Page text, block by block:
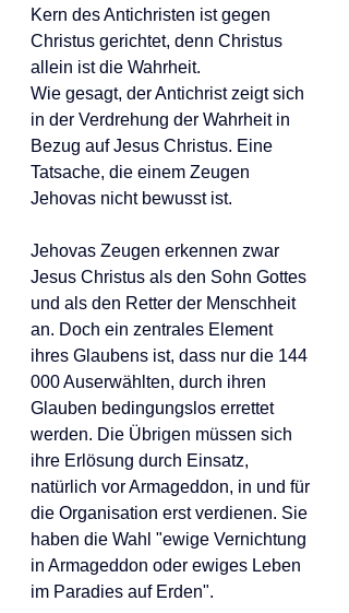
Kern des Antichristen ist gegen
Christus gerichtet, denn Christus
allein ist die Wahrheit.
Wie gesagt, der Antichrist zeigt sich
in der Verdrehung der Wahrheit in
Bezug auf Jesus Christus. Eine
Tatsache, die einem Zeugen
Jehovas nicht bewusst ist.
Jehovas Zeugen erkennen zwar
Jesus Christus als den Sohn Gottes
und als den Retter der Menschheit
an. Doch ein zentrales Element
ihres Glaubens ist, dass nur die 144
000 Auserwählten, durch ihren
Glauben bedingungslos errettet
werden. Die Übrigen müssen sich
ihre Erlösung durch Einsatz,
natürlich vor Armageddon, in und für
die Organisation erst verdienen. Sie
haben die Wahl "ewige Vernichtung
in Armageddon oder ewiges Leben
im Paradies auf Erden".